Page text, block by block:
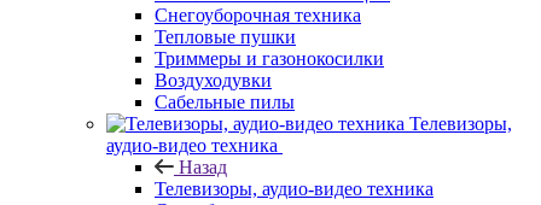
Снегоуборочная техника
Тепловые пушки
Триммеры и газонокосилки
Воздуходувки
Сабельные пилы
Телевизоры,
аудио-видео техника
Назад
Телевизоры, аудио-видео техника